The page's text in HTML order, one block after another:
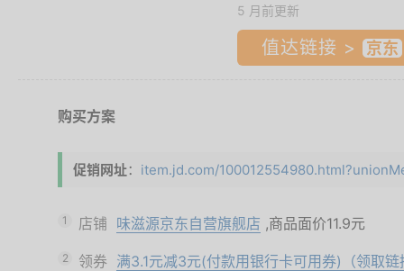
5 月前更新
值达链接 >
购买方案
促销网址： item.jd.com/
1 店铺 味滋源京东自营旗舰店 ,商品面价11.9元
2 领券 满3.1元减3元(付款用银行卡可用券)（领取链